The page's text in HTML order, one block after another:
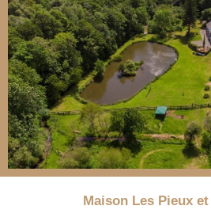
Maison Les Pieux